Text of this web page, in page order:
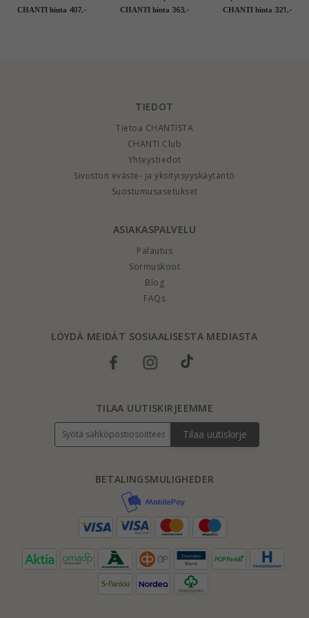
monivärinen sormus
CHANTI hinta 407,-
solitaire-sormus 8
CHANTI hinta 363,-
sormus 8 karaatin
CHANTI hinta 321,-
TIEDOT
Tietoa CHANTISTA
CHANTI Club
Yhteystiedot
Sivuston eväste- ja yksityisyyskäytäntö
Suostumusasetukset
ASIAKASPALVELU
Palautus
Sormuskoot
Blog
FAQs
LÖYDÄ MEIDÄT SOSIAALISESTA MEDIASTA
BETALINGSMULIGHEDER
TILAA UUTISKIRJEEMME
Tilaa uutiskirje